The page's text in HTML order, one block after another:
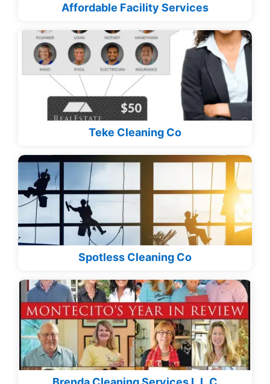
Affordable Facility Services
Teke Cleaning Co
Spotless Cleaning Co